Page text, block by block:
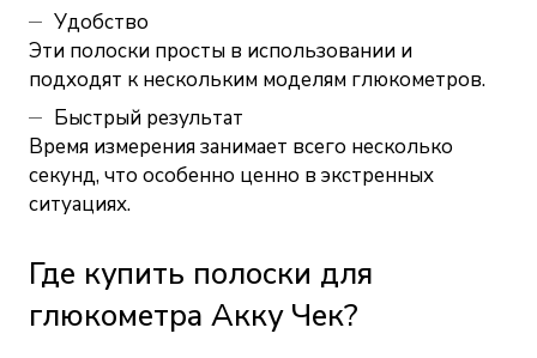
Удобство
Эти полоски просты в использовании и
подходят к нескольким моделям глюкометров.
Быстрый результат
Время измерения занимает всего несколько
секунд, что особенно ценно в экстренных
ситуациях.
Где купить полоски для
глюкометра Акку Чек?